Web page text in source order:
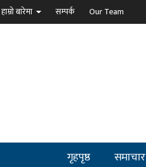
हाम्रो बारेमा सम्पर्क Our Team
गृहपृष्ठ समाचार